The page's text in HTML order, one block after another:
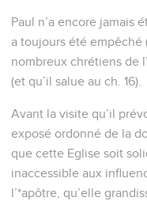
Paul n’a encore jamais
a toujours été empêché
nombreux chrétiens de
(et qu’il salue au ch. 16).
Avant la visite qu’il
exposé ordonné de la
que cette Eglise soit
inaccessible aux
l’*apôtre, qu’elle